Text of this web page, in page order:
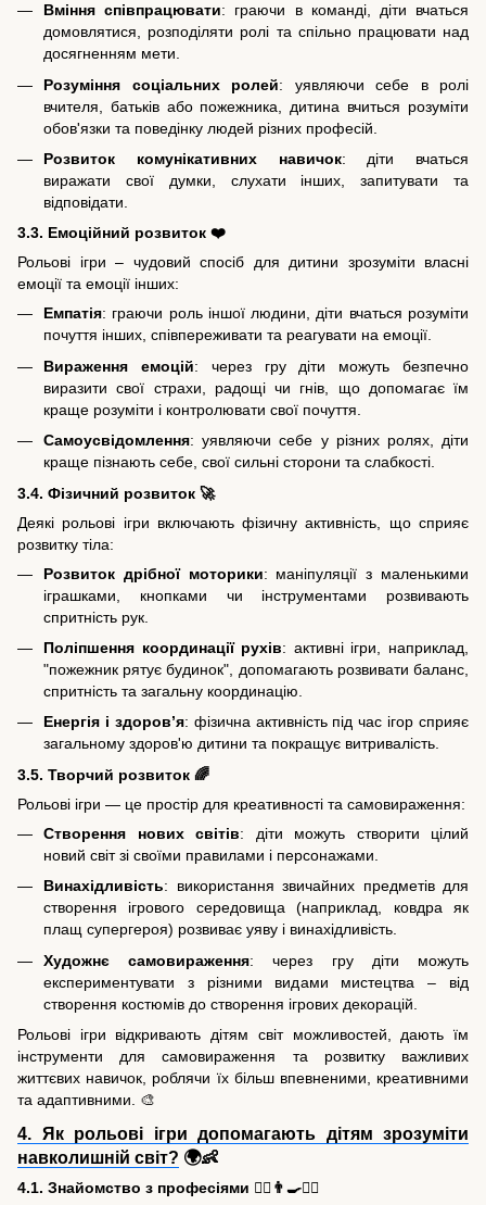
Вміння співпрацювати: граючи в команді, діти вчаться
домовлятися, розподіляти ролі та спільно працювати над
досягненням мети.
Розуміння соціальних ролей: уявляючи себе в ролі
вчителя, батьків або пожежника, дитина вчиться розуміти
обов'язки та поведінку людей різних професій.
Розвиток комунікативних навичок: діти вчаться
виражати свої думки, слухати інших, запитувати та
відповідати.
3.3. Емоційний розвиток ❤️
Рольові ігри – чудовий спосіб для дитини зрозуміти власні
емоції та емоції інших:
Емпатія: граючи роль іншої людини, діти вчаться розуміти
почуття інших, співпереживати та реагувати на емоції.
Вираження емоцій: через гру діти можуть безпечно
виразити свої страхи, радощі чи гнів, що допомагає їм
краще розуміти і контролювати свої почуття.
Самоусвідомлення: уявляючи себе у різних ролях, діти
краще пізнають себе, свої сильні сторони та слабкості.
3.4. Фізичний розвиток 🚀
Деякі рольові ігри включають фізичну активність, що сприяє
розвитку тіла:
Розвиток дрібної моторики: маніпуляції з маленькими
іграшками, кнопками чи інструментами розвивають
спритність рук.
Поліпшення координації рухів: активні ігри, наприклад,
"пожежник рятує будинок", допомагають розвивати баланс,
спритність та загальну координацію.
Енергія і здоров’я: фізична активність під час ігор сприяє
загальному здоров'ю дитини та покращує витривалість.
3.5. Творчий розвиток 🌈
Рольові ігри — це простір для креативності та самовираження:
Створення нових світів: діти можуть створити цілий
новий світ зі своїми правилами і персонажами.
Винахідливість: використання звичайних предметів для
створення ігрового середовища (наприклад, ковдра як
плащ супергероя) розвиває уяву і винахідливість.
Художнє самовираження: через гру діти можуть
експериментувати з різними видами мистецтва – від
створення костюмів до створення ігрових декорацій.
Рольові ігри відкривають дітям світ можливостей, дають їм
інструменти для самовираження та розвитку важливих
життєвих навичок, роблячи їх більш впевненими, креативними
та адаптивними. 🎨
4. Як рольові ігри допомагають дітям зрозуміти
навколишній світ? 🌍👶
4.1. Знайомство з професіями 👩‍⚕️👨‍🍳👷‍♂️